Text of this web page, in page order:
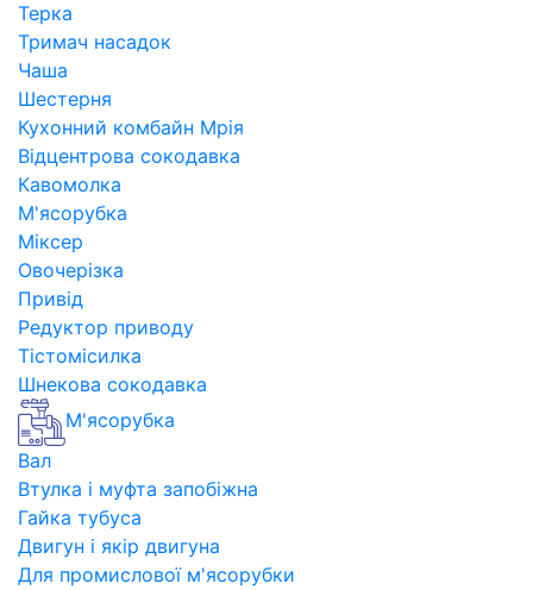
Терка
Тримач насадок
Чаша
Шестерня
Кухонний комбайн Мрія
Відцентрова сокодавка
Кавомолка
М'ясорубка
Міксер
Овочерізка
Привід
Редуктор приводу
Тістомісилка
Шнекова сокодавка
М'ясорубка
Вал
Втулка і муфта запобіжна
Гайка тубуса
Двигун і якір двигуна
Для промислової м'ясорубки